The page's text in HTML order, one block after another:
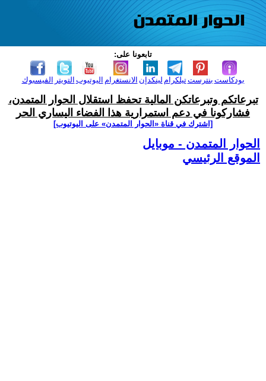
تابعونا على:
الفيسبوك التويتر اليوتيوب الانستغرام لينكدإن تيلكرامبنترست بودكاست
تبرعاتكم وتبرعاتكن المالية تحفظ استقلال الحوار المتمدن،
فشاركونا في دعم استمرارية هذا الفضاء اليساري الحر
[اشترك في قناة ‫«الحوار المتمدن» على اليوتيوب]
الحوار المتمدن - موبايل
الموقع الرئيسي